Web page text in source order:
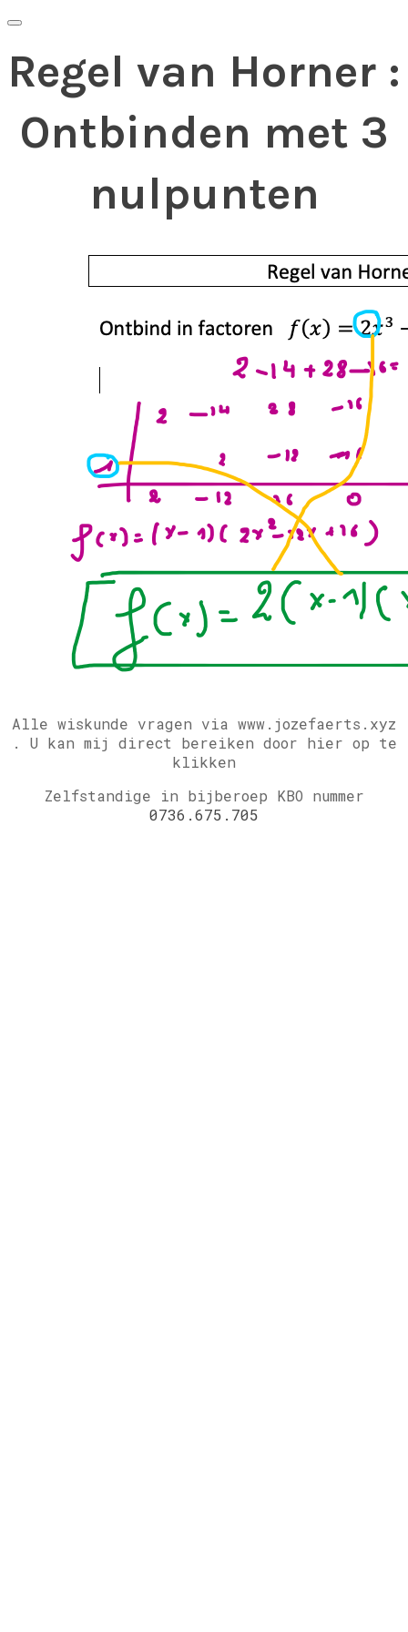
Regel van Horner :
Ontbinden met 3
nulpunten
Alle wiskunde vragen via www.jozefaerts.xyz
. U kan mij direct bereiken door hier op te
klikken
Zelfstandige in bijberoep KBO nummer
0736.675.705